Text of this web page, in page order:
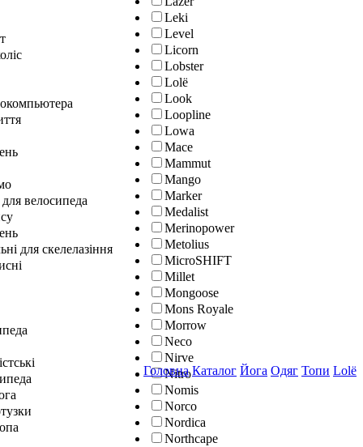
Leki
Level
Licorn
Lobster
Lolё
Look
Loopline
Lowa
Mace
Mammut
Mango
Marker
Medalist
Merinopower
Metolius
MicroSHIFT
Millet
Mongoose
Mons Royale
Morrow
Neco
Nirve
Nitro
Nomis
Norco
Nordica
Northcape
велосипеда
для скелелазіння
Головна Каталог Йога Одяг Топи Lolё